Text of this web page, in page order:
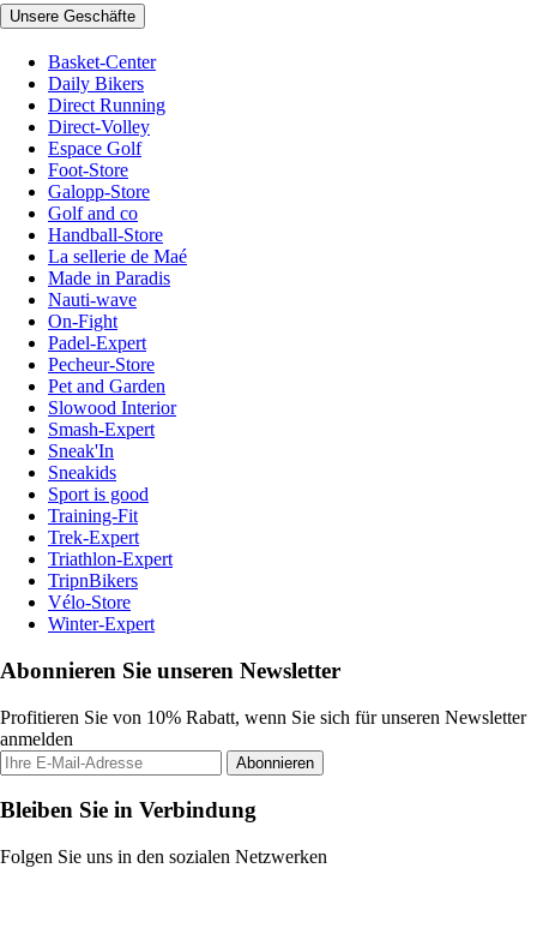
Unsere Geschäfte
Basket-Center
Daily Bikers
Direct Running
Direct-Volley
Espace Golf
Foot-Store
Galopp-Store
Golf and co
Handball-Store
La sellerie de Maé
Made in Paradis
Nauti-wave
On-Fight
Padel-Expert
Pecheur-Store
Pet and Garden
Slowood Interior
Smash-Expert
Sneak'In
Sneakids
Sport is good
Training-Fit
Trek-Expert
Triathlon-Expert
TripnBikers
Vélo-Store
Winter-Expert
Abonnieren Sie unseren Newsletter
Profitieren Sie von 10% Rabatt, wenn Sie sich für unseren Newsletter
anmelden
Abonnieren
Bleiben Sie in Verbindung
Folgen Sie uns in den sozialen Netzwerken